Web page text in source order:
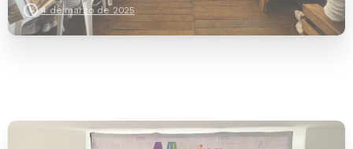
4 de marzo de 2025